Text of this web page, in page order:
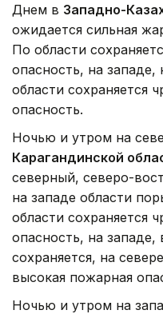
Днем в Западно-
ожидается сильная
По области
опасность, на
области сохраняется
опасность.
Ночью и утром на
Карагандинской
северный, северо-
на западе области
области сохраняется
опасность, на западе,
сохраняется, на
высокая пожарная
Ночью и утром на